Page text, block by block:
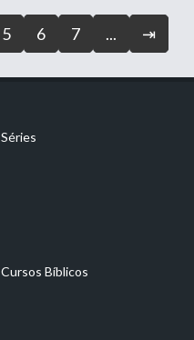
5 6 7 ... ⇥
Séries
Cursos Bíblicos